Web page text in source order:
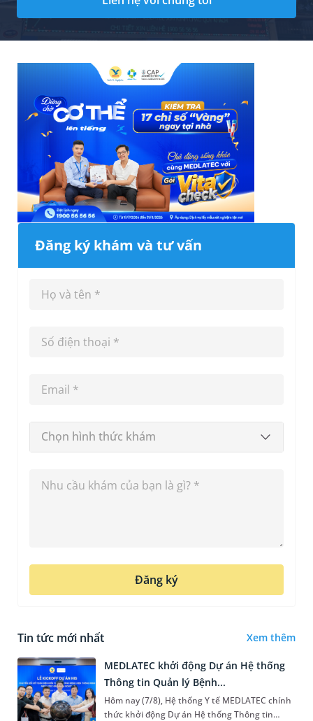
Đăng ký khám và tư vấn
Chọn hình thức khám
Đăng ký
Tin tức mới nhất Xem thêm
MEDLATEC khởi động Dự án Hệ thống
Thông tin Quản lý Bệnh...
Hôm nay (7/8), Hệ thống Y tế MEDLATEC chính
thức khởi động Dự án Hệ thống Thông tin